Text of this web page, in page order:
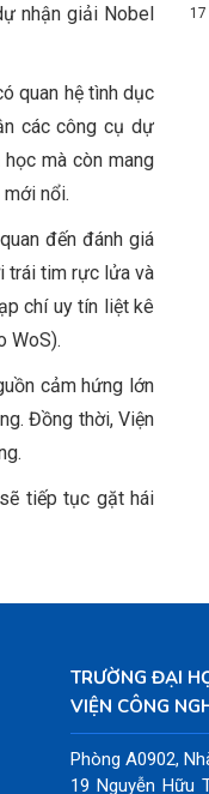
nhận giải Nobel
quan hệ tình dục
các công cụ dự
mà còn mang
nổi.
đến đánh giá
trái tim rực lửa và
chí uy tín liệt kê
WoS).
cảm hứng lớn
Đồng thời, Viện
tiếp tục gặt hái
TRƯỜNG ĐẠI
VIỆN CÔNG
Phòng A0902,
19 Nguyễn Hữu